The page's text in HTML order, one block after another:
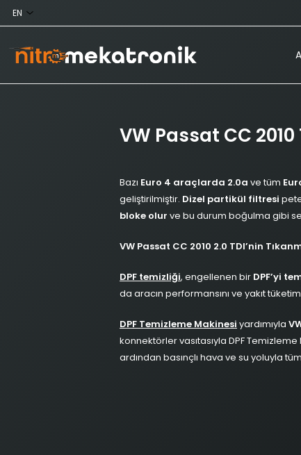
VW Passat CC
Bazı Euro 4 araçlarda 2.0a ve tüm
geliştirilmiştir. Dizel partikül filtresi
bloke olur ve bu durum boğulma gibi
VW Passat CC 2010 2.0 TDI’nin
DPF temizliği, engellenen bir DPF’yi
da aracın performansını ve yakıt
DPF Temizleme Makinesi yardımıyla
konnektörler vasıtasıyla DPF
ardından basınçlı hava ve su yoluyla